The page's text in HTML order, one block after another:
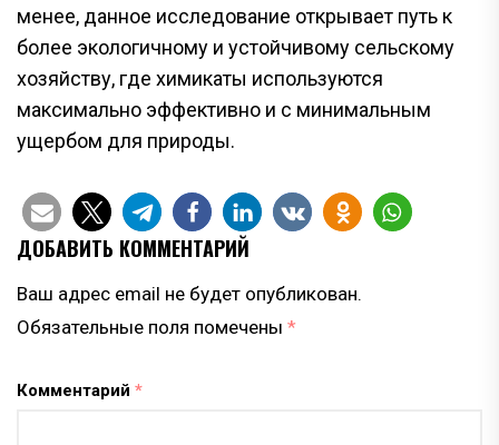
менее, данное исследование открывает путь к
более экологичному и устойчивому сельскому
хозяйству, где химикаты используются
максимально эффективно и с минимальным
ущербом для природы.
ДОБАВИТЬ КОММЕНТАРИЙ
Ваш адрес email не будет опубликован.
Обязательные поля помечены *
Комментарий *